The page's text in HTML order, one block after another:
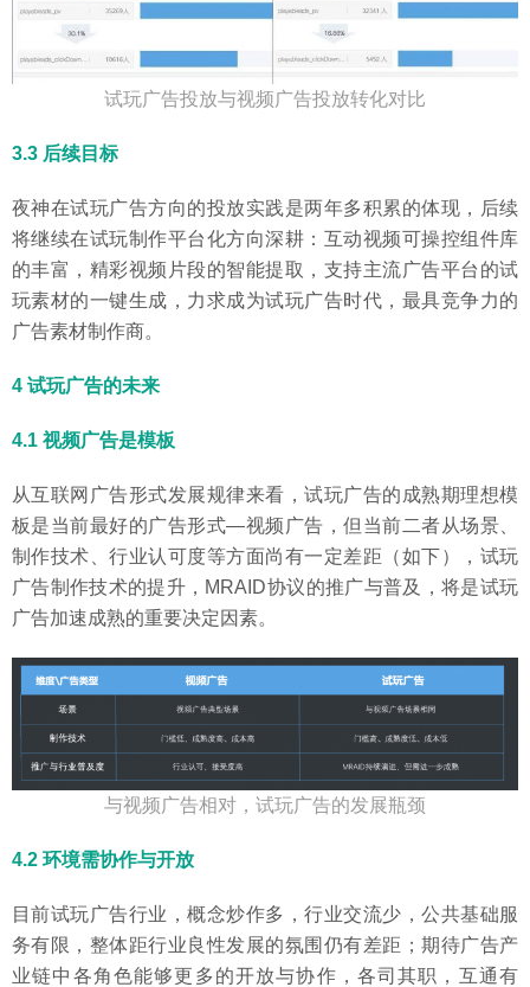
试玩广告投放与视频广告投放转化对比
3.3 后续目标
夜神在试玩广告方向的投放实践是两年多积累的体现，后续
将继续在试玩制作平台化方向深耕：互动视频可操控组件库
的丰富，精彩视频片段的智能提取，支持主流广告平台的试
玩素材的一键生成，力求成为试玩广告时代，最具竞争力的
广告素材制作商。
4 试玩广告的未来
4.1 视频广告是模板
从互联网广告形式发展规律来看，试玩广告的成熟期理想模
板是当前最好的广告形式—视频广告，但当前二者从场景、
制作技术、行业认可度等方面尚有一定差距（如下），试玩
广告制作技术的提升，MRAID协议的推广与普及，将是试玩
广告加速成熟的重要决定因素。
与视频广告相对，试玩广告的发展瓶颈
4.2 环境需协作与开放
目前试玩广告行业，概念炒作多，行业交流少，公共基础服
务有限，整体距行业良性发展的氛围仍有差距；期待广告产
业链中各角色能够更多的开放与协作，各司其职，互通有